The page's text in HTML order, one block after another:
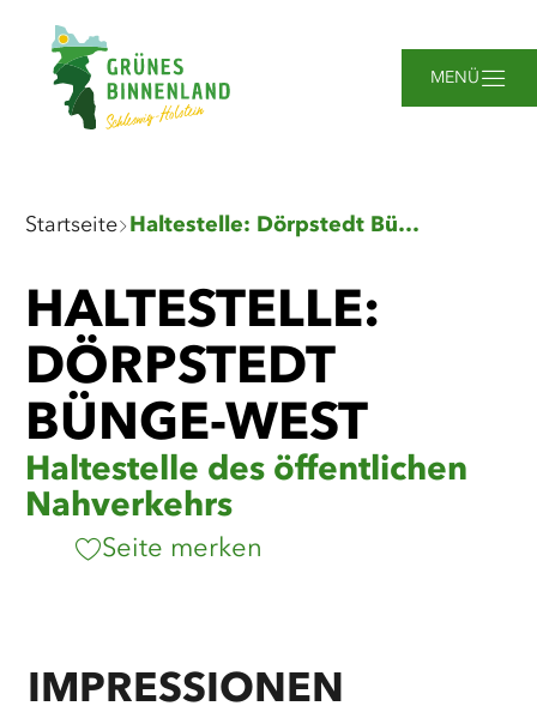
MENÜ
Sie
sind
Startseite Haltestelle: Dörpstedt Bünge-West
HALTESTELLE:
DÖRPSTEDT
BÜNGE-WEST
Haltestelle des öffentlichen
Nahverkehrs
Seite merken
IMPRESSIONEN